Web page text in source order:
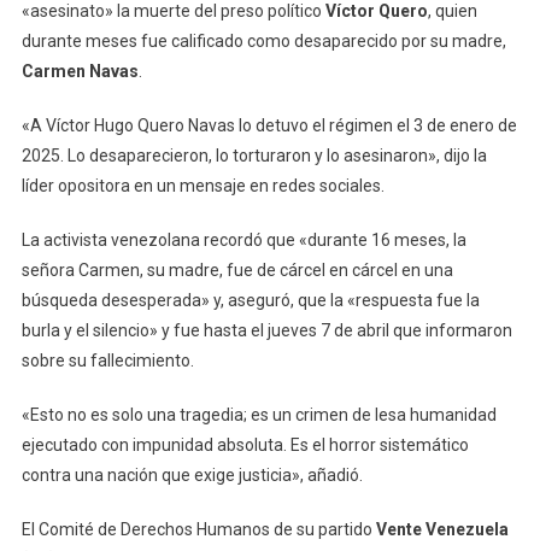
«asesinato» la muerte del preso político Víctor Quero, quien
durante meses fue calificado como desaparecido por su madre,
Carmen Navas.
«A Víctor Hugo Quero Navas lo detuvo el régimen el 3 de enero de
2025. Lo desaparecieron, lo torturaron y lo asesinaron», dijo la
líder opositora en un mensaje en redes sociales.
La activista venezolana recordó que «durante 16 meses, la
señora Carmen, su madre, fue de cárcel en cárcel en una
búsqueda desesperada» y, aseguró, que la «respuesta fue la
burla y el silencio» y fue hasta el jueves 7 de abril que informaron
sobre su fallecimiento.
«Esto no es solo una tragedia; es un crimen de lesa humanidad
ejecutado con impunidad absoluta. Es el horror sistemático
contra una nación que exige justicia», añadió.
El Comité de Derechos Humanos de su partido Vente Venezuela